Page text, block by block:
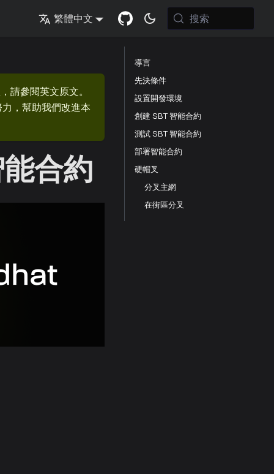
繁體中文 搜索
請參閱英文原文。
，幫助我們改進本
合約
導言
先決條件
設置開發環境
創建 SBT 智能合約
測試 SBT 智能合約
部署智能合約
硬帽叉
分叉主網
在街區分叉